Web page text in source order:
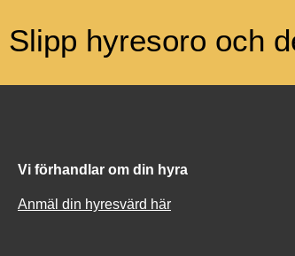
Slipp hyresoro och
Vi förhandlar om din hyra
Anmäl din hyresvärd här